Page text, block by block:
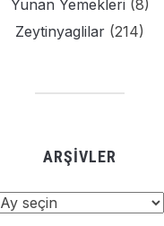
Yunan Yemekleri (8)
Zeytinyaglilar (214)
ARŞIVLER